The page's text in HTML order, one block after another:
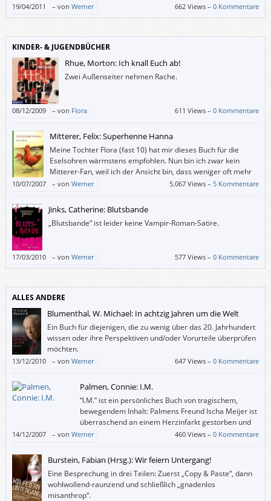
19/04/2011 – von Werner 662 Views –0 Kommentare
KINDER- & JUGENDBÜCHER
Rhue, Morton: Ich knall Euch ab!
Zwei Außenseiter nehmen Rache.
08/12/2009 – von Flora 611 Views –0 Kommentare
Mitterer, Felix: Superhenne Hanna
Meine Tochter Flora (fast 10) hat mir dieses Buch für die
Eselsohren wärmstens empfohlen. Nun bin ich zwar kein
Mitterer-Fan, weil ich der Ansicht bin, dass weniger oft mehr
ist, und weil dieser Autor in seine Dramen gerne möglichst
alle Probleme dieser Welt stopft, aber in “Superhenne Hanna” macht er
gerade das nicht.
10/07/2007 – von Werner 5.067 Views – 5 Kommentare
Jinks, Catherine: Blutsbande
„Blutsbande“ ist leider keine Vampir-Roman-Satire.
17/03/2010 – von Werner 577 Views –0 Kommentare
ALLES ANDERE
Blumenthal, W. Michael: In achtzig Jahren um die Welt
Ein Buch für diejenigen, die zu wenig über das 20. Jahrhundert
wissen oder ihre Perspektiven und/oder Vorurteile überprüfen
möchten.
13/12/2010 – von Werner 647 Views –0 Kommentare
Palmen, Connie: I.M.
“I.M.” ist ein persönliches Buch von tragischem,
bewegendem Inhalt: Palmens Freund Ischa Meijer ist
überraschend an einem Herzinfarkt gestorben und
sie errichtet ihrer großen Liebe ein Denkmal aus
Worten.
14/12/2007 – von Werner 460 Views –0 Kommentare
Burstein, Fabian (Hrsg.): Wir feiern Untergang!
Eine Besprechung in drei Teilen: Zuerst „Copy & Paste“, dann
wohlwollend-raunzend und schließlich „gnadenlos
misanthrop“.